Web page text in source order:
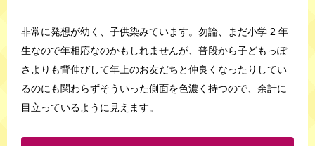
非常に発想が幼く、子供染みています。勿論、まだ小学 2 年
生なので年相応なのかもしれませんが、普段から子どもっぽ
さよりも背伸びして年上のお友だちと仲良くなったりしてい
るのにも関わらずそういった側面を色濃く持つので、余計に
目立っているように見えます。